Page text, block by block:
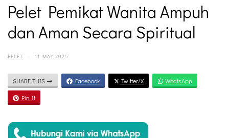
Pelet Pemikat Wanita Ampuh
dan Aman Secara Spiritual
PELET · 11 MAY 2025
SHARE THIS Facebook Twitter/X WhatsApp
Pin It